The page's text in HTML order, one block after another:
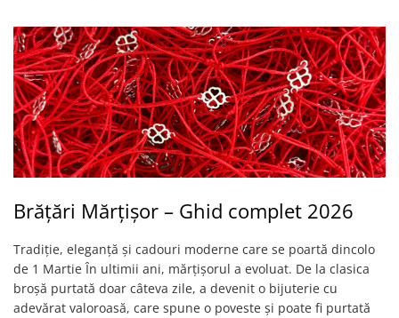
Brățări Mărțișor – Ghid complet 2026
Tradiție, eleganță și cadouri moderne care se poartă dincolo
de 1 Martie În ultimii ani, mărțișorul a evoluat. De la clasica
broșă purtată doar câteva zile, a devenit o bijuterie cu
adevărat valoroasă, care spune o poveste și poate fi purtată